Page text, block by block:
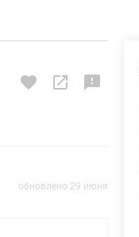
обновлено 29 июня